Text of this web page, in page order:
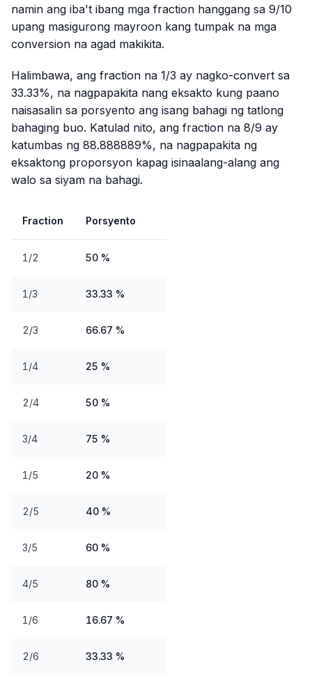
namin ang iba't ibang mga fraction hanggang sa 9/10
upang masigurong mayroon kang tumpak na mga
conversion na agad makikita.
Halimbawa, ang fraction na 1/3 ay nagko-convert sa
33.33%, na nagpapakita nang eksakto kung paano
naisasalin sa porsyento ang isang bahagi ng tatlong
bahaging buo. Katulad nito, ang fraction na 8/9 ay
katumbas ng 88.888889%, na nagpapakita ng
eksaktong proporsyon kapag isinaalang-alang ang
walo sa siyam na bahagi.
Fraction Porsyento
1/2 50 %
1/3 33.33 %
2/3 66.67 %
1/4 25 %
2/4 50 %
3/4 75 %
1/5 20 %
2/5 40 %
3/5 60 %
4/5 80 %
1/6 16.67 %
2/6 33.33 %